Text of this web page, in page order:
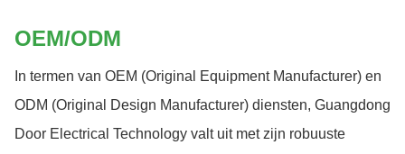
OEM/ODM
In termen van OEM (Original Equipment Manufacturer) en
ODM (Original Design Manufacturer) diensten, Guangdong
Door Electrical Technology valt uit met zijn robuuste